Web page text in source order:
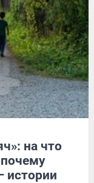
на что
почему
истории